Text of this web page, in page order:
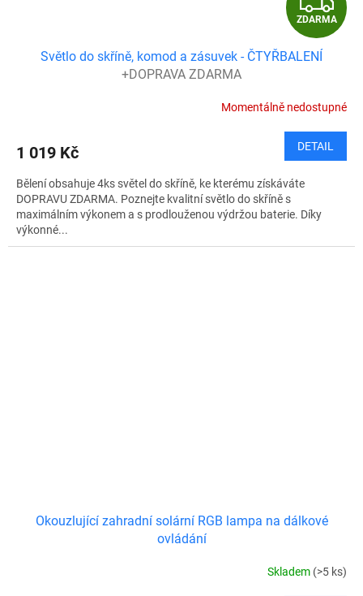
D
R
M
A
ZDARMA
Světlo do skříně, komod a zásuvek - ČTYŘBALENÍ
+DOPRAVA ZDARMA
Momentálně nedostupné
1 019 Kč DETAIL
Bělení obsahuje 4ks světel do skříně, ke kterému získáváte
DOPRAVU ZDARMA. Poznejte kvalitní světlo do skříně s
maximálním výkonem a s prodlouženou výdržou baterie. Díky
výkonné...
Okouzlující zahradní solární RGB lampa na dálkové
ovládání
Skladem (>5 ks)